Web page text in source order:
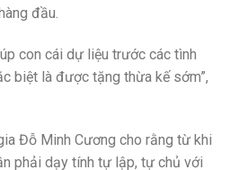
đầu.
con cái dự liệu trước các tình
biệt là được tặng thừa kế sớm”,
Đỗ Minh Cương cho rằng từ khi
phải dạy tính tự lập, tự chủ với